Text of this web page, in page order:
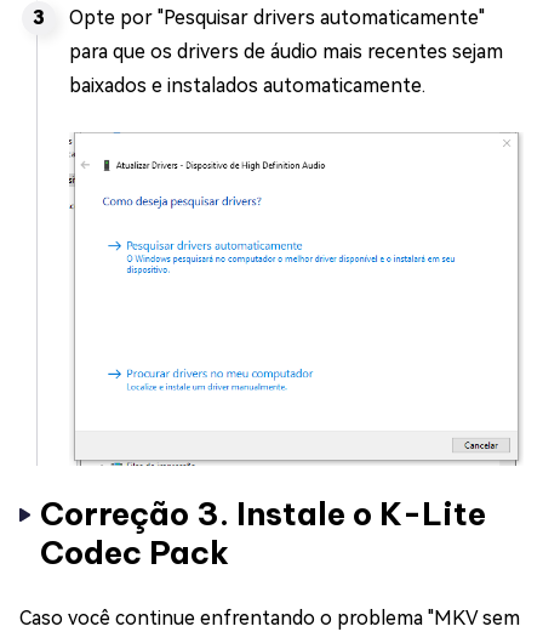
Opte por "Pesquisar drivers automaticamente"
para que os drivers de áudio mais recentes sejam
baixados e instalados automaticamente.
Correção 3. Instale o K-Lite
Codec Pack
Caso você continue enfrentando o problema "MKV sem